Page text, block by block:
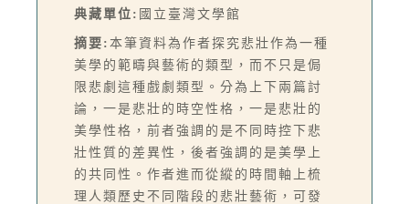
典藏單位: 國立臺灣文學館
摘要: 本筆資料為作者探究悲壯作為一種
美學的範疇與藝術的類型，而不只是侷
限悲劇這種戲劇類型。分為上下兩篇討
論，一是悲壯的時空性格，一是悲壯的
美學性格，前者強調的是不同時控下悲
壯性質的差異性，後者強調的是美學上
的共同性。作者進而從縱的時間軸上梳
理人類歷史不同階段的悲壯藝術，可發